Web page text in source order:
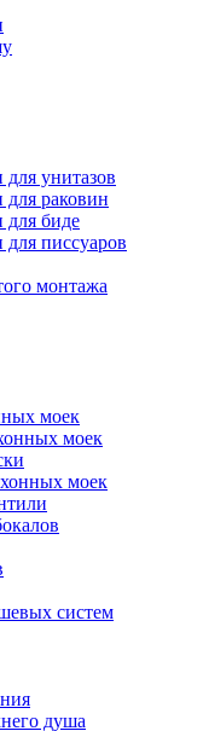
унитазов
раковин
для биде
писсуаров
монтажа
моек
моек
моек
систем
душа